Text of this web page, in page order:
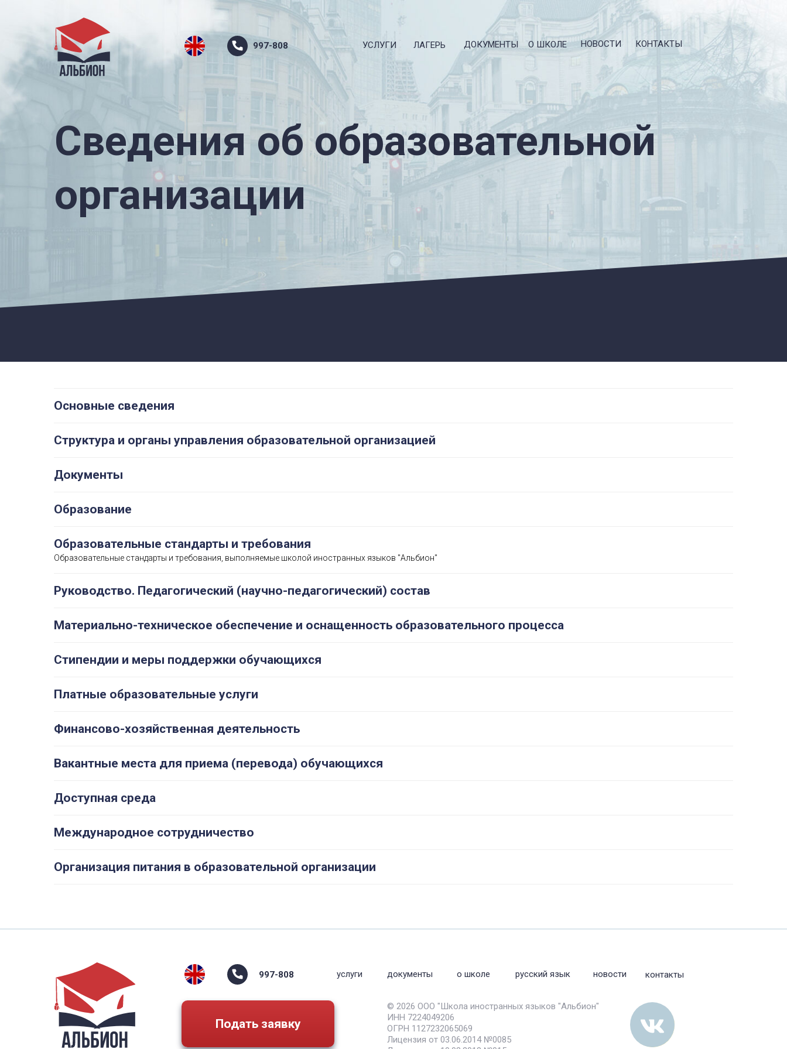
УСЛУГИ
997-808 ДОКУМЕНТЫ О ШКОЛЕ
ЛАГЕРЬ НОВОСТИ КОНТАКТЫ
Сведения об образовательной
организации
Основные сведения
Структура и органы управления образовательной организацией
Документы
Образование
Образовательные стандарты и требования
Образовательные стандарты и требования, выполняемые школой иностранных языков "Альбион"
Руководство. Педагогический (научно-педагогический) состав
Материально-техническое обеспечение и оснащенность образовательного процесса
Стипендии и меры поддержки обучающихся
Платные образовательные услуги
Финансово-хозяйственная деятельность
Вакантные места для приема (перевода) обучающихся
Доступная среда
Международное сотрудничество
Организация питания в образовательной организации
Подать заявку
© 2026 ООО "Школа иностранных языков "Альбион"
ИНН 7224049206
ОГРН 1127232065069
Лицензия от 03.06.2014 №0085
997-808 услуги документы о школе русский язык новости контакты